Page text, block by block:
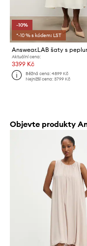
-10%
*-10 % s kódem: LST
Answear.LAB šaty s
Aktuální cena:
3399 Kč
Běžná cena:4899 Kč
Nejnižší cena:3799 Kč
Objevte produkty